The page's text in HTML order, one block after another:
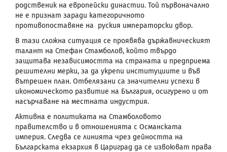
родственик на европейски династии. Той първоначално
не е признат заради категоричното
противопоставяне на руския императорски двор.
В тази сложна ситуация се проявява държавническият
талант на Стефан Стамболов, който твърдо
защитава независимостта на страната и предприема
решителни мерки, за да укрепи институциите и във
вътрешен план. Отбелязани са значителни успехи в
икономическото развитие на България, осигурено и от
насърчаване на местната индустрия.
Активна е политиката на Стамболовото
правителство и в отношенията с Османската
империя. Следва се линията чрез дейността на
Българската екзархия в Цариград да се извоюват права